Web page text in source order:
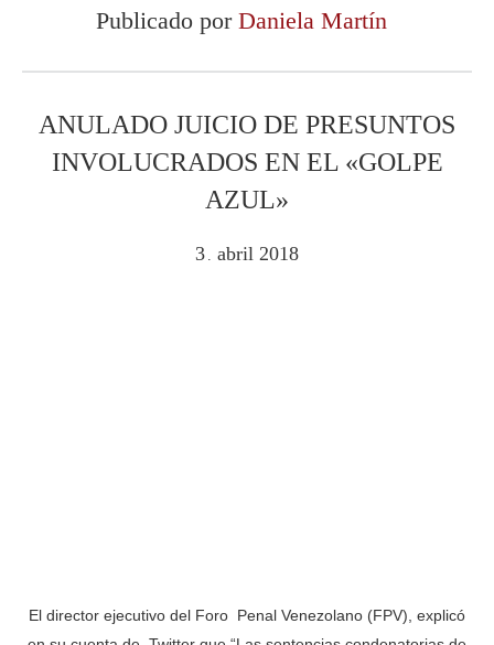
Publicado por Daniela Martín
ANULADO JUICIO DE PRESUNTOS
INVOLUCRADOS EN EL «GOLPE
AZUL»
3 abril 2018
El director ejecutivo del Foro Penal Venezolano (FPV), explicó